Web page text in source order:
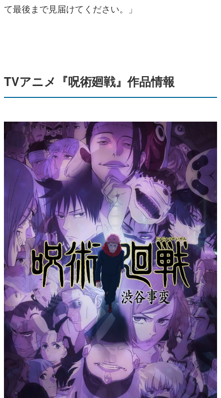
て最後まで見届けてください。」
TVアニメ『呪術廻戦』作品情報